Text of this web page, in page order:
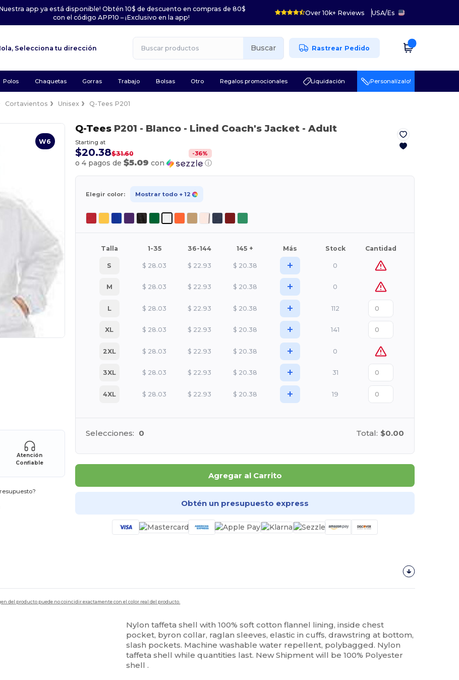
app ya está disponible! Obtén 10$ de descuento en compras de 80$
con el código APP10 – ¡Exclusivo en la app!
Over 10k+ Reviews USA/Es
Selecciona tu dirección Buscar Rastrear Pedido
Polos Chaquetas Gorras Trabajo Bolsas Otro Regalos promocionales Liquidación ¡Personalízalo!
Cortavientos Unisex Q-Tees P201
W6
Atención
Confiable
Q-TeesP201 - Blanco- Lined Coach's Jacket - Adult
Starting at
$20.38$31.60 -36%
o 4 pagos de $5.09 con ⓘ
Elegir color: Mostrar todo + 12
Talla 1-35 36-144 145 + Más Stock Cantidad
S $ 28.03 $ 22.93 $ 20.38 + 0
M $ 28.03 $ 22.93 $ 20.38 + 0
L $ 28.03 $ 22.93 $ 20.38 + 112
XL $ 28.03 $ 22.93 $ 20.38 + 141
2XL $ 28.03 $ 22.93 $ 20.38 + 0
3XL $ 28.03 $ 22.93 $ 20.38 + 31
4XL $ 28.03 $ 22.93 $ 20.38 + 19
Selecciones: 0 Total: $0.00
Agregar al Carrito
Obtén un presupuesto express
del producto puede no coincidir exactamente con el color real del producto.
Nylon taffeta shell with 100% soft cotton flannel lining, inside chest
pocket, byron collar, raglan sleeves, elastic in cuffs, drawstring at bottom,
slash pockets. Machine washable water repellent, polybagged. Nylon
taffeta shell while quantities last. New Shipment will be 100% Polyester
shell .